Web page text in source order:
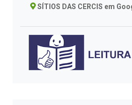
SÍTIOS DAS CERCIS em